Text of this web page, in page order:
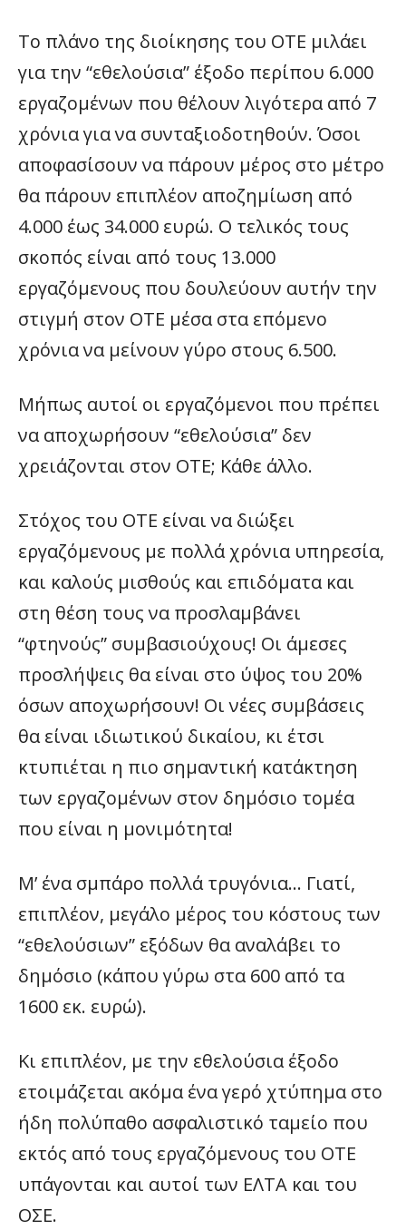
Το πλάνο της διοίκησης του ΟΤΕ μιλάει
για την “εθελούσια” έξοδο περίπου 6.000
εργαζομένων που θέλουν λιγότερα από 7
χρόνια για να συνταξιοδοτηθούν. Όσοι
αποφασίσουν να πάρουν μέρος στο μέτρο
θα πάρουν επιπλέον αποζημίωση από
4.000 έως 34.000 ευρώ. Ο τελικός τους
σκοπός είναι από τους 13.000
εργαζόμενους που δουλεύουν αυτήν την
στιγμή στον ΟΤΕ μέσα στα επόμενο
χρόνια να μείνουν γύρο στους 6.500.
Μήπως αυτοί οι εργαζόμενοι που πρέπει
να αποχωρήσουν “εθελούσια” δεν
χρειάζονται στον ΟΤΕ; Κάθε άλλο.
Στόχος του ΟΤΕ είναι να διώξει
εργαζόμενους με πολλά χρόνια υπηρεσία,
και καλούς μισθούς και επιδόματα και
στη θέση τους να προσλαμβάνει
“φτηνούς” συμβασιούχους! Οι άμεσες
προσλήψεις θα είναι στο ύψος του 20%
όσων αποχωρήσουν! Οι νέες συμβάσεις
θα είναι ιδιωτικού δικαίου, κι έτσι
κτυπιέται η πιο σημαντική κατάκτηση
των εργαζομένων στον δημόσιο τομέα
που είναι η μονιμότητα!
Μ’ ένα σμπάρο πολλά τρυγόνια… Γιατί,
επιπλέον, μεγάλο μέρος του κόστους των
“εθελούσιων” εξόδων θα αναλάβει το
δημόσιο (κάπου γύρω στα 600 από τα
1600 εκ. ευρώ).
Κι επιπλέον, με την εθελούσια έξοδο
ετοιμάζεται ακόμα ένα γερό χτύπημα στο
ήδη πολύπαθο ασφαλιστικό ταμείο που
εκτός από τους εργαζόμενους του ΟΤΕ
υπάγονται και αυτοί των ΕΛΤΑ και του
ΟΣΕ.